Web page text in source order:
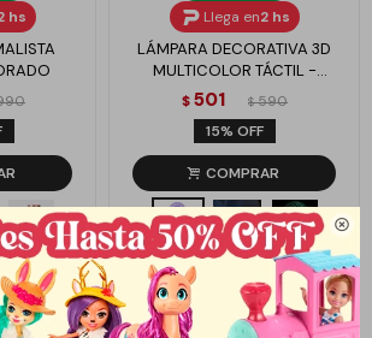

hs
Llega en2 hs
LÁMPARA DECORATIVA 3D
MULTICOLOR TÁCTIL -
ATRAPASUEÑOS PLUMAS
$ 501 $ 590
15